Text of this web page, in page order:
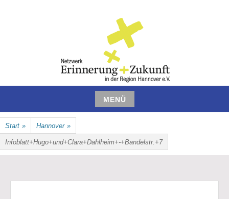
NETZWERK ERINNERUNG UND
ZUKUNFT IN DER REGION
HANNOVER E.V.
MENÜ
Zum
Inhalt
springen
Start » Hannover »
Infoblatt+Hugo+und+Clara+Dahlheim+-+Bandelstr.+7